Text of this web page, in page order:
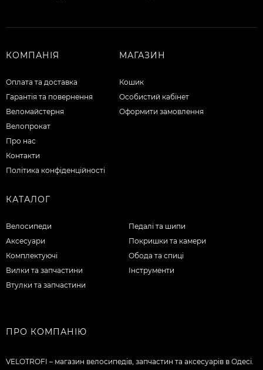
КОМПАНІЯ
Оплата та доставка
Гарантія та повернення
Веломайстерня
Велопрокат
Про нас
Контакти
Політика конфіденційності
МАГАЗИН
Кошик
Особистий кабінет
Оформити замовлення
КАТАЛОГ
Велосипеди
Аксесуари
Комплектуючі
Вилки та запчастини
Втулки та запчастини
Педалі та шипи
Покришки та камери
Обода та спиці
Інструменти
ПРО КОМПАНІЮ
VELOTROFI – магазин велосипедів, запчастин та аксесуарів в Одесі.